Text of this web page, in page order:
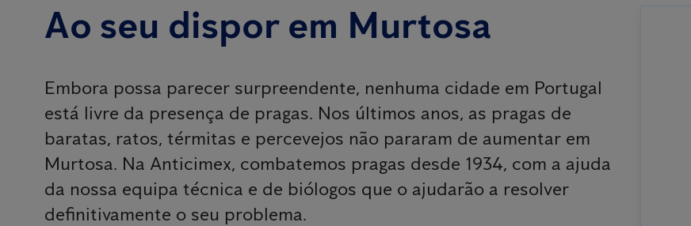
Ao seu dispor em Murtosa
Embora possa parecer surpreendente, nenhuma cidade em Portugal
está livre da presença de pragas. Nos últimos anos, as pragas de
baratas, ratos, térmitas e percevejos não pararam de aumentar em
Murtosa. Na Anticimex, combatemos pragas desde 1934, com a ajuda
da nossa equipa técnica e de biólogos que o ajudarão a resolver
definitivamente o seu problema.